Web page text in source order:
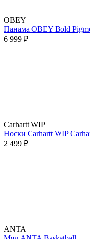
OBEY
Панама OBEY Bold
6 999 ₽
Carhartt WIP
Носки Carhartt WIP
2 499 ₽
ANTA